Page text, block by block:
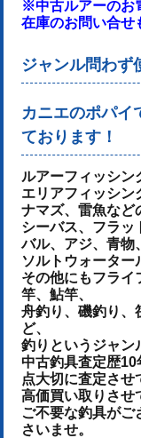
※中古ルアーのお
在庫のお問い合せ
ジャンル問わず
カニエのポパイ
ております！
ルアーフィッシン
エリアフィッシン
ナマズ、雷魚など
シーバス、フラッ
バル、アジ、青物、
ソルトウォーター
その他にもフライ
竿、鮎竿、
舟釣り、磯釣り、
ど、
釣りというジャン
中古釣具査定歴
点大切に査定させ
高価買い取りさせ
ご不要な釣具がご
さいませ。